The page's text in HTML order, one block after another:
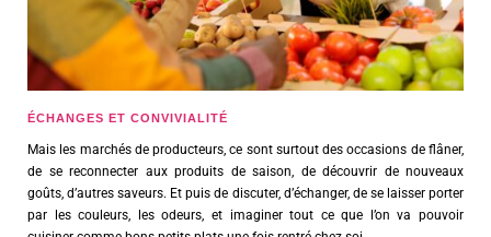
ÉCHANGES ET CONVIVIALITÉ
Mais les marchés de producteurs, ce sont surtout des occasions de flâner,
de se reconnecter aux produits de saison, de découvrir de nouveaux
goûts, d’autres saveurs. Et puis de discuter, d’échanger, de se laisser porter
par les couleurs, les odeurs, et imaginer tout ce que l’on va pouvoir